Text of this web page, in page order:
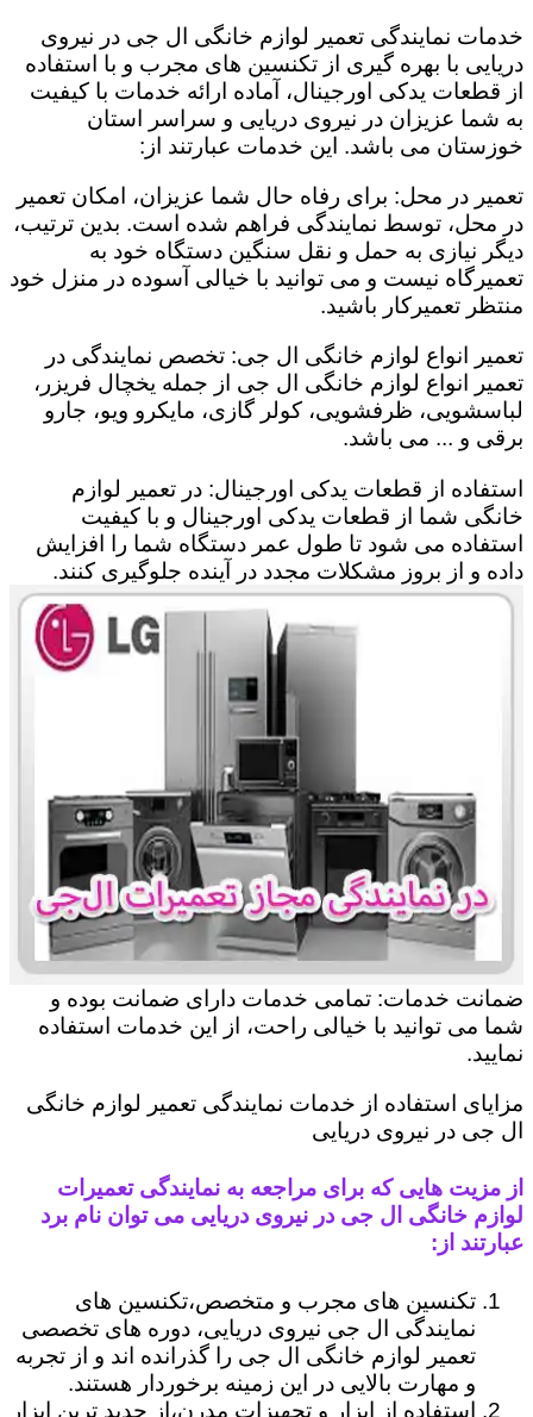
خدمات نمایندگی تعمیر لوازم خانگی ال جی در نیروی
دریایی با بهره گیری از تکنسین های مجرب و با استفاده
از قطعات یدکی اورجینال، آماده ارائه خدمات با کیفیت
به شما عزیزان در نیروی دریایی و سراسر استان
خوزستان می باشد. این خدمات عبارتند از:
تعمیر در محل: برای رفاه حال شما عزیزان، امکان تعمیر
در محل، توسط نمایندگی فراهم شده است. بدین ترتیب،
دیگر نیازی به حمل و نقل سنگین دستگاه خود به
تعمیرگاه نیست و می توانید با خیالی آسوده در منزل خود
منتظر تعمیرکار باشید.
تعمیر انواع لوازم خانگی ال جی: تخصص نمایندگی در
تعمیر انواع لوازم خانگی ال جی از جمله یخچال فریزر،
لباسشویی، ظرفشویی، کولر گازی، مایکرو ویو، جارو
برقی و ... می باشد.
استفاده از قطعات یدکی اورجینال: در تعمیر لوازم
خانگی شما از قطعات یدکی اورجینال و با کیفیت
استفاده می شود تا طول عمر دستگاه شما را افزایش
داده و از بروز مشکلات مجدد در آینده جلوگیری کنند.
ضمانت خدمات: تمامی خدمات دارای ضمانت بوده و
شما می توانید با خیالی راحت، از این خدمات استفاده
نمایید.
مزایای استفاده از خدمات نمایندگی تعمیر لوازم خانگی
ال جی در نیروی دریایی
از مزیت هایی که برای مراجعه به نمایندگی تعمیرات
لوازم خانگی ال جی در نیروی دریایی می توان نام برد
عبارتند از:
تکنسین های مجرب و متخصص،تکنسین های
نمایندگی ال جی نیروی دریایی، دوره های تخصصی
تعمیر لوازم خانگی ال جی را گذرانده اند و از تجربه
و مهارت بالایی در این زمینه برخوردار هستند.
استفاده از ابزار و تجهیزات مدرن،از جدید ترین ابزار